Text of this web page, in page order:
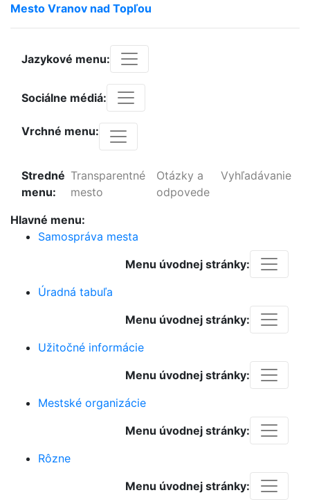
Mesto Vranov nad Topľou
Jazykové menu:
Sociálne médiá:
Vrchné menu:
Stredné
menu:
Transparentné
mesto
Otázky a
odpovede
Vyhľadávanie
Hlavné menu:
Samospráva mesta
Menu úvodnej stránky:
Úradná tabuľa
Menu úvodnej stránky:
Užitočné informácie
Menu úvodnej stránky:
Mestské organizácie
Menu úvodnej stránky:
Rôzne
Menu úvodnej stránky: